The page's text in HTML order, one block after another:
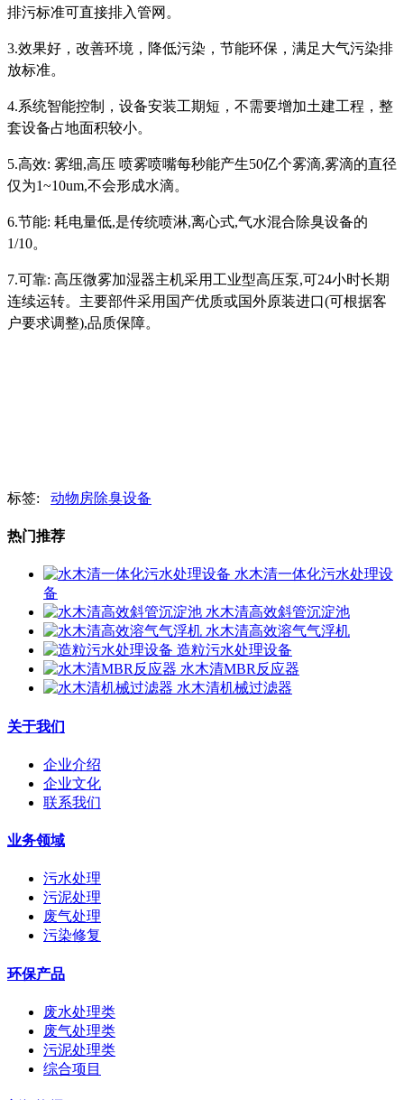
排污标准可直接排入管网。
3.效果好，改善环境，降低污染，节能环保，满足大气污染排
放标准。
4.系统智能控制，设备安装工期短，不需要增加土建工程，整
套设备占地面积较小。
5.高效: 雾细,高压 喷雾喷嘴每秒能产生50亿个雾滴,雾滴的直径
仅为1~10um,不会形成水滴。
6.节能: 耗电量低,是传统喷淋,离心式,气水混合除臭设备的
1/10。
7.可靠: 高压微雾加湿器主机采用工业型高压泵,可24小时长期
连续运转。主要部件采用国产优质或国外原装进口(可根据客
户要求调整),品质保障。
标签: 动物房除臭设备
热门推荐
水木清一体化污水处理设
备
水木清高效斜管沉淀池
水木清高效溶气气浮机
造粒污水处理设备
水木清MBR反应器
水木清机械过滤器
关于我们
企业介绍
企业文化
联系我们
业务领域
污水处理
污泥处理
废气处理
污染修复
环保产品
废水处理类
废气处理类
污泥处理类
综合项目